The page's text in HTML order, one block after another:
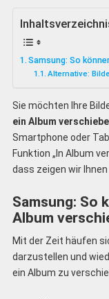
Samsung: So
Alternative:
Sie möchten Ihre
ein Album
Smartphone oder
Funktion „In Album
dass zeigen wir Ihnen
Samsung: So
Album
Mit der Zeit häufen
darzustellen und
ein Album zu